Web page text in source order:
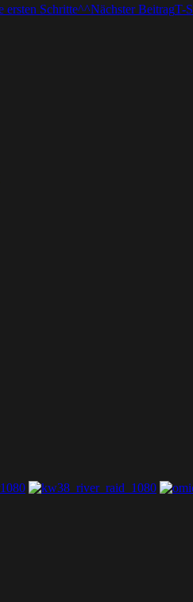
ersten Schritte^^Nächster BeitragT-